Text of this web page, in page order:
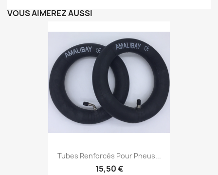
VOUS AIMEREZ AUSSI
Tubes Renforcés Pour Pneus...
15,50 €